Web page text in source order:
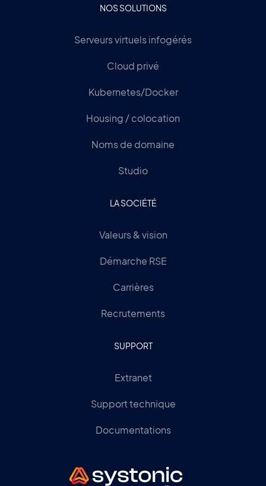
NOS SOLUTIONS
Serveurs virtuels infogérés
Cloud privé
Kubernetes/Docker
Housing / colocation
Noms de domaine
Studio
LA SOCIÉTÉ
Valeurs & vision
Démarche RSE
Carrières
Recrutements
SUPPORT
Extranet
Support technique
Documentations